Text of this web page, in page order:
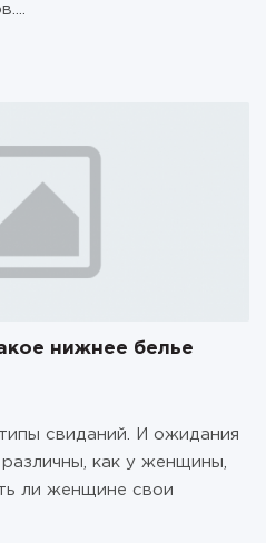
нижнее белье
свиданий. И ожидания
как у женщины,
ли женщине свои